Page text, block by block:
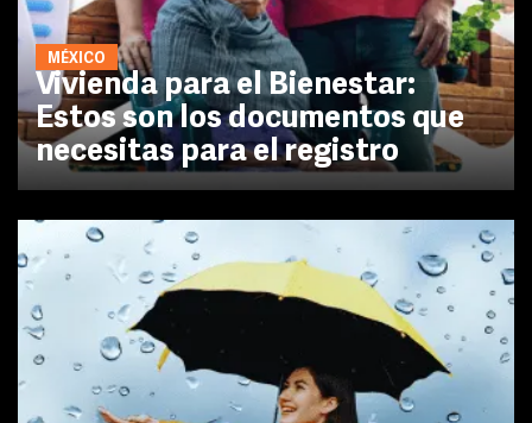
MÉXICO
Vivienda para el Bienestar:
Estos son los documentos que
necesitas para el registro